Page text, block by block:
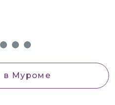
в Муроме